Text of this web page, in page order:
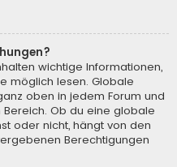
wichtige Informationen,
möglich lesen. Globale
oben in jedem Forum und
Ob du eine globale
oder nicht, hängt von den
Berechtigungen